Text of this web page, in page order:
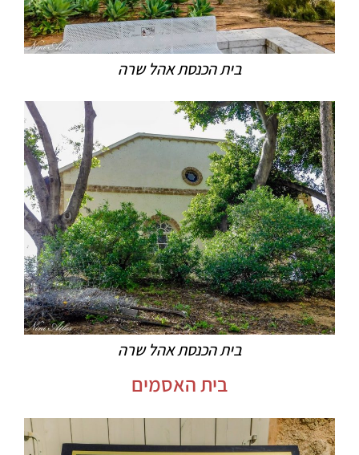
בית הכנסת אהל שרה
בית הכנסת אהל שרה
בית האסמים